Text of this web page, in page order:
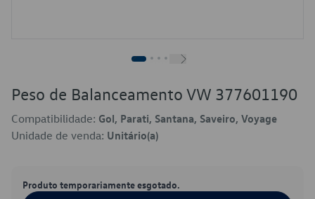
Peso de Balanceamento VW 377601190
Compatibilidade: Gol, Parati, Santana, Saveiro, Voyage
Unidade de venda: Unitário(a)
Produto temporariamente esgotado.